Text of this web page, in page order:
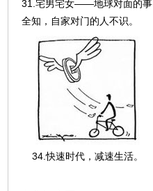
31.宅男宅女——地球对面的事
全知，自家对门的人不识。
34.快速时代，减速生活。